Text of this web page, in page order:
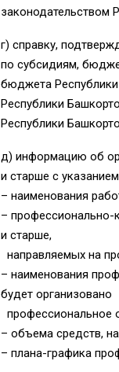
законодательством
г) справку,
по субсидиям,
бюджета
Республики
Республики
д) информацию об
и старше с
– наименования
– профессионально-
и старше,
направляемых на
– наименования
будет
профессиональное
– объема средств,
– плана-графика